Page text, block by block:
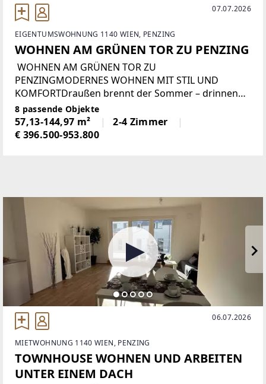
07.07.2026
EIGENTUMSWOHNUNG 1140 WIEN, PENZING
WOHNEN AM GRÜNEN TOR ZU PENZING
WOHNEN AM GRÜNEN TOR ZU
PENZINGMODERNES WOHNEN MIT STIL UND
KOMFORTDraußen brennt der Sommer – drinnen
genießen Sie dank moderner Deckenkühlung und
Deckenheizung das ganze Jahr über ein
angenehmes Wohnklima.
8 passende Objekte
57,13-144,97 m²
2-4 Zimmer
€ 396.500-953.800
06.07.2026
MIETWOHNUNG 1140 WIEN, PENZING
TOWNHOUSE WOHNEN UND ARBEITEN
UNTER EINEM DACH